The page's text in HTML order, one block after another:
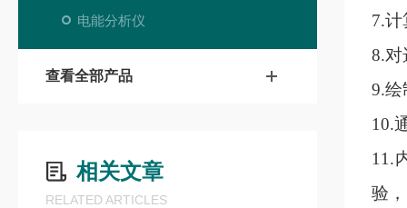
电能分析仪
查看全部产品
相关文章
RELATED ARTICLES
7.
8.对
9.绘
10.
11.
验